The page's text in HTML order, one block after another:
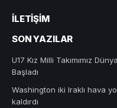
İLETIŞIM
SON YAZILAR
U17 Kız Milli Takımımız
Başladı
Washington iki Iraklı hava
kaldırdı